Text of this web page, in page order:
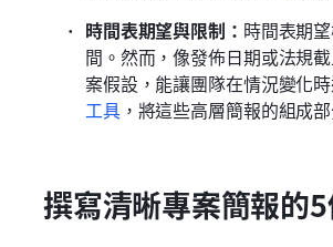
時間表期望與限制： 時間表期
間。然而，像發佈日期或法規
案假設，能讓團隊在情況變化
工具，將這些高層簡報的組成
撰寫清晰專案簡報的